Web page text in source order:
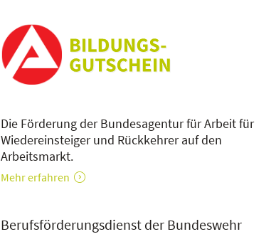
Die Förderung der Bundesagentur für Arbeit für
Wiedereinsteiger und Rückkehrer auf den
Arbeitsmarkt.
Mehr erfahren
Berufsförderungsdienst der Bundeswehr